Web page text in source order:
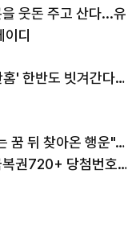
웃돈 주고 산다...유
디
홈' 한반도 빗겨간다…
꿈 뒤 찾아온 행운"…
권720+ 당첨번호조